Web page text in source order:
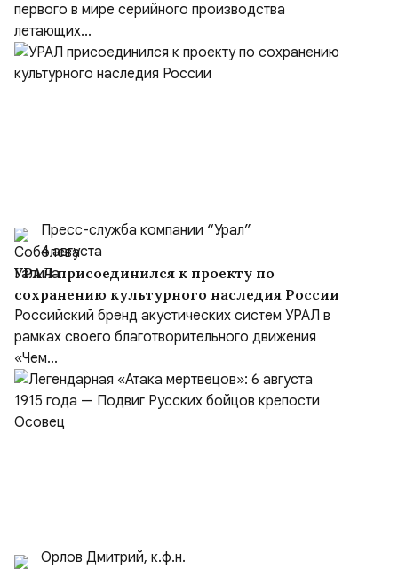
первого в мире серийного производства
летающих...
Пресс-служба компании “Урал”
4 августа
УРАЛ присоединился к проекту по
сохранению культурного наследия России
Российский бренд акустических систем УРАЛ в
рамках своего благотворительного движения
«Чем...
Орлов Дмитрий, к.ф.н.